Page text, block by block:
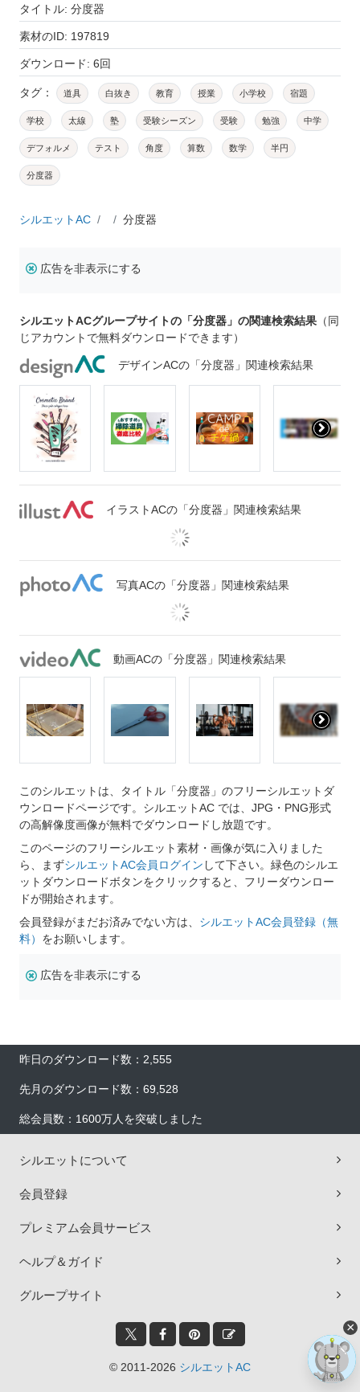
タイトル: 分度器
素材のID: 197819
ダウンロード: 6回
タグ： 道具 白抜き 教育 授業 小学校 宿題
学校 太線 塾 受験シーズン 受験 勉強 中学
デフォルメ テスト 角度 算数 数学 半円
分度器
シルエットAC 分度器
広告を非表示にする
シルエットACグループサイトの「分度器」の関連検索結果 （同
じアカウントで無料ダウンロードできます）
デザインACの「分度器」関連検索結果
イラストACの「分度器」関連検索結果
写真ACの「分度器」関連検索結果
動画ACの「分度器」関連検索結果
このシルエットは、タイトル「分度器」のフリーシルエットダ
ウンロードページです。シルエットAC では、JPG・PNG形式
の高解像度画像が無料でダウンロードし放題です。
このページのフリーシルエット素材・画像が気に入りました
ら、まずシルエットAC会員ログイン して下さい。緑色のシルエ
ットダウンロードボタンをクリックすると、フリーダウンロー
ドが開始されます。
会員登録がまだお済みでない方は、 シルエットAC会員登録（無
料） をお願いします。
広告を非表示にする
昨日のダウンロード数：2,555
先月のダウンロード数：69,528
総会員数：1600万人を突破しました
シルエットについて
会員登録
プレミアム会員サービス
ヘルプ＆ガイド
グループサイト
© 2011-2026 シルエットAC
×